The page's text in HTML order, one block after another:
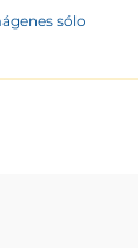
sólo